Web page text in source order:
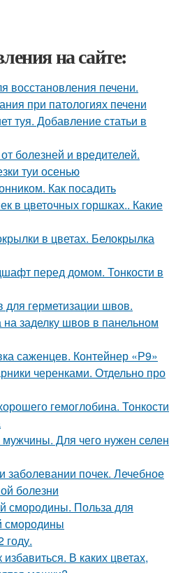
на сайте:
восстановления печени.
при патологиях печени
туя. Добавление статьи в
болезней и вредителей.
туи осенью
Как посадить
в цветочных горшках.. Какие
в цветах. Белокрылка
перед домом. Тонкости в
герметизации швов.
на заделку швов в панельном
саженцев. Контейнер «Р9»
черенками. Отдельно про
гемоглобина. Тонкости
Для чего нужен селен
заболевании почек. Лечебное
болезни
смородины. Польза для
смородины
году.
В каких цветах,